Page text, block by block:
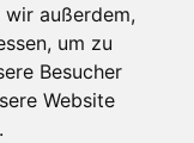
außerdem,
um zu
Besucher
Website